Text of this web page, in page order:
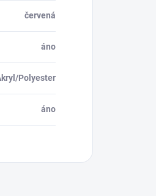
červená
áno
Polyester
áno